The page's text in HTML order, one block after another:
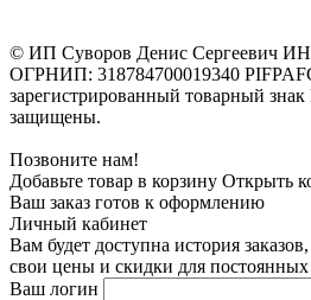
© ИП Суворов Денис Сергеевич
ОГРНИП: 318784700019340
зарегистрированный товарный
защищены.
Позвоните нам!
Добавьте товар в корзину Открыть
Ваш заказ готов к оформлению
Личный кабинет
Вам будет доступна история
свои цены и скидки для
Ваш логин